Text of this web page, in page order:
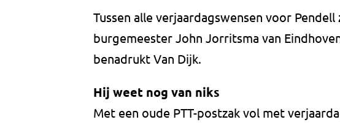
Tussen alle verjaardagswensen voor
burgemeester John Jorritsma van
benadrukt Van Dijk.
Hij weet nog van niks
Met een oude PTT-postzak vol met